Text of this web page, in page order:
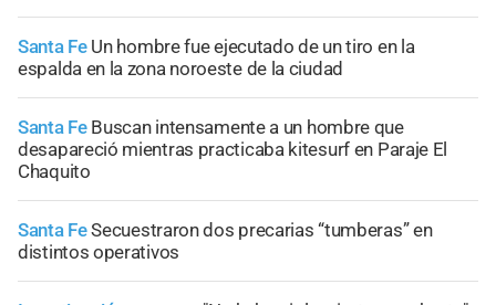
Santa Fe Un hombre fue ejecutado de un tiro en la
espalda en la zona noroeste de la ciudad
Santa Fe Buscan intensamente a un hombre que
desapareció mientras practicaba kitesurf en Paraje El
Chaquito
Santa FeSecuestraron dos precarias “tumberas” en
distintos operativos